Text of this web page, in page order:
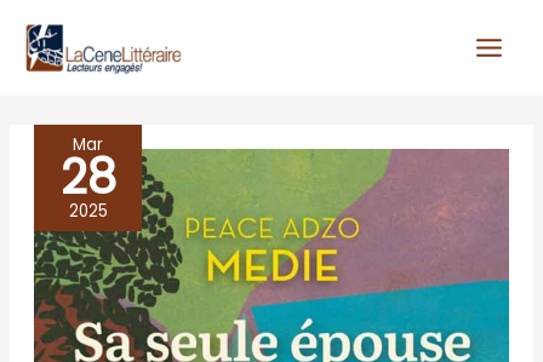
Mar
28
2025
SA
SEULE
EPOUSE,
Peace
Adza
Medie